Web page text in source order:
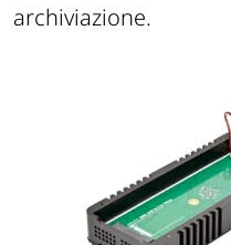
archiviazione.